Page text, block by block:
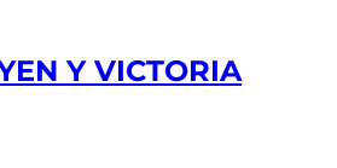
Y VICTORIA